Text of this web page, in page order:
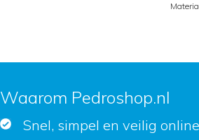
Waarom Pedroshop.nl
Snel, simpel en veilig